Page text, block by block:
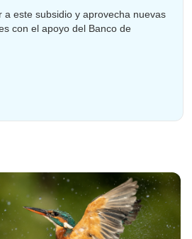
a este subsidio y aprovecha nuevas
con el apoyo del Banco de